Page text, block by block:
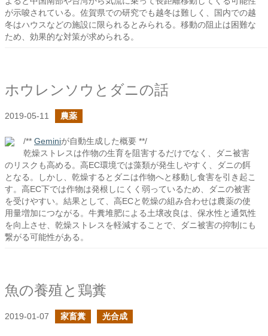
が示唆されている。佐賀県での研究でも越冬は難しく、国内での越
冬はハウスなどの施設に限られるとみられる。移動の阻止は困難な
ため、効果的な対策が求められる。
ホウレンソウとダニの話
2019-05-11 農薬
/** Geminiが自動生成した概要 **/
乾燥ストレスは作物の生育を阻害するだけでなく、ダニ被害
のリスクも高める。高EC環境では藻類が発生しやすく、ダニの餌
となる。しかし、乾燥するとダニは作物へと移動し食害を引き起こ
す。高EC下では作物は発根しにくく弱っているため、ダニの被害
を受けやすい。結果として、高ECと乾燥の組み合わせは農薬の使
用量増加につながる。牛糞堆肥による土壌改良は、保水性と通気性
を向上させ、乾燥ストレスを軽減することで、ダニ被害の抑制にも
繋がる可能性がある。
魚の養殖と鶏糞
2019-01-07 家畜糞 光合成